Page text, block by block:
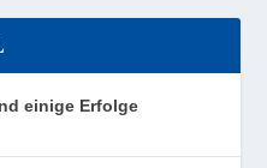
einige Erfolge